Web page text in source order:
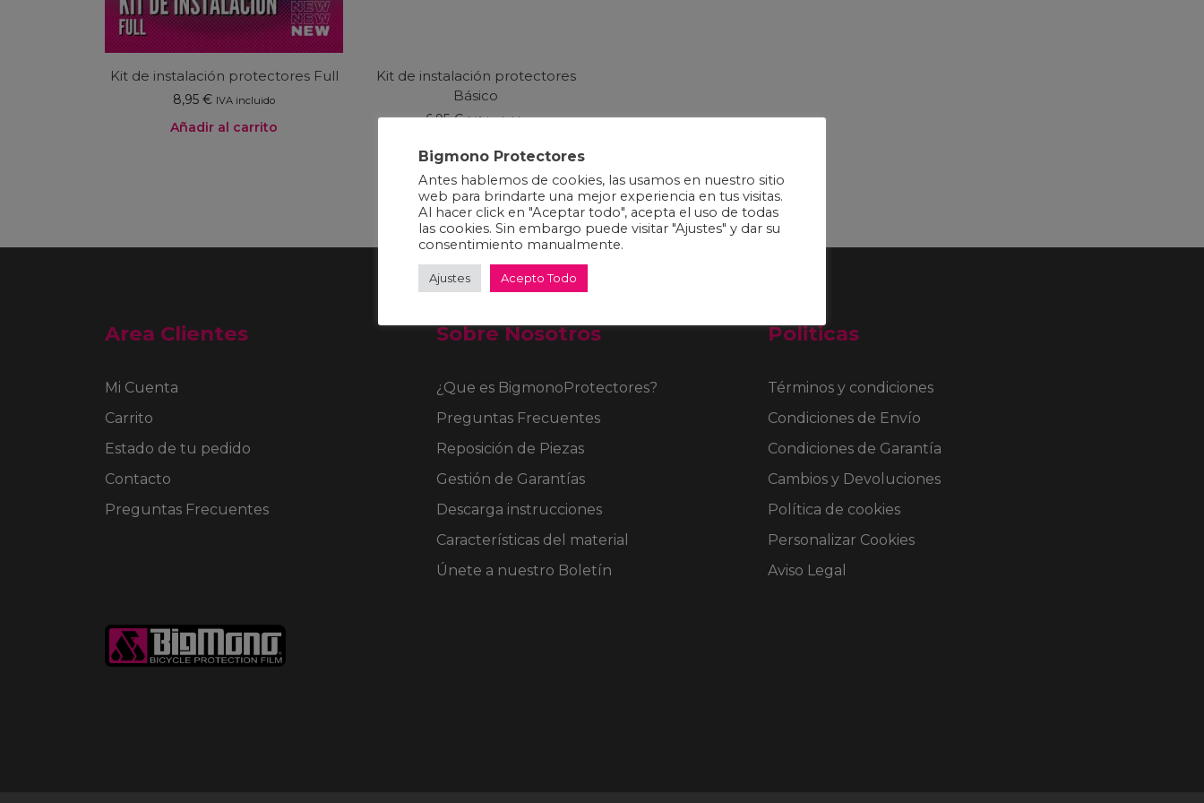
Kit de instalación protectores Full
8,95€ IVA incluido
Añadir al carrito
Kit de instalación protectores
Básico
6,95€ IVA incluido
Añadir al carrito
Area Clientes
Mi Cuenta
Carrito
Estado de tu pedido
Contacto
Preguntas Frecuentes
Sobre Nosotros
¿Que es BigmonoProtectores?
Preguntas Frecuentes
Reposición de Piezas
Gestión de Garantías
Descarga instrucciones
Características del material
Únete a nuestro Boletín
Politicas
Términos y condiciones
Condiciones de Envío
Condiciones de Garantía
Cambios y Devoluciones
Política de cookies
Personalizar Cookies
Aviso Legal
Bigmono Protectores
Antes hablemos de cookies, las usamos en nuestro sitio
web para brindarte una mejor experiencia en tus visitas.
Al hacer click en "Aceptar todo", acepta el uso de todas
las cookies. Sin embargo puede visitar "Ajustes" y dar su
consentimiento manualmente.
Ajustes Acepto Todo